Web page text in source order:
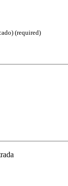
(required)